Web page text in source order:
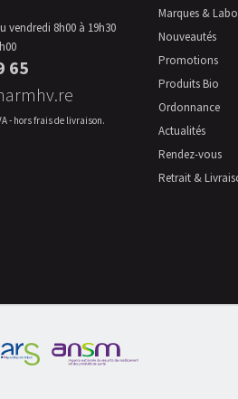
vendredi 8h00 à 19h30
65
- hors frais de livraison.
Marques &
Nouveautés
Promotions
Produits Bio
Ordonnance
Actualités
Rendez-vous
Retrait &